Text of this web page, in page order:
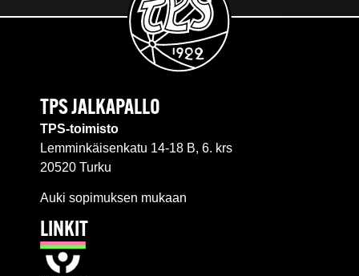
TPS JALKAPALLO
TPS-toimisto
Lemminkäisenkatu 14-18 B, 6. krs
20520 Turku
Auki sopimuksen mukaan
LINKIT